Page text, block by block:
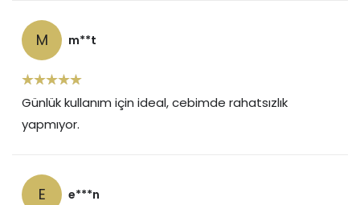
M m**t
Günlük kullanım için ideal, cebimde rahatsızlık
yapmıyor.
E e***n